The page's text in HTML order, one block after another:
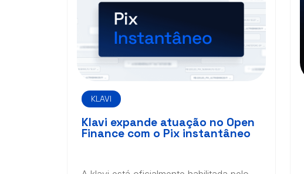
KLAVI
Klavi expande atuação no Open
Finance com o Pix instantâneo